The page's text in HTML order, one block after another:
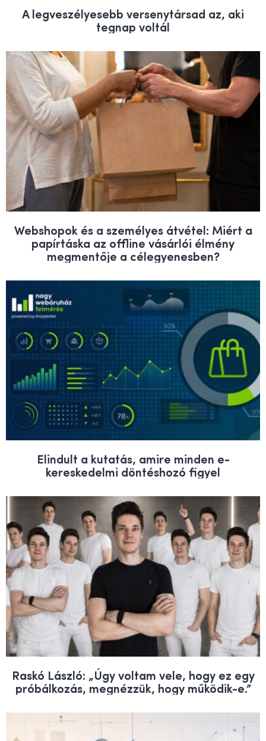
A legveszélyesebb versenytársad az, aki
tegnap voltál
Webshopok és a személyes átvétel: Miért a
papírtáska az offline vásárlói élmény
megmentője a célegyenesben?
Elindult a kutatás, amire minden e-
kereskedelmi döntéshozó figyel
Raskó László: „Úgy voltam vele, hogy ez egy
próbálkozás, megnézzük, hogy működik-e.”